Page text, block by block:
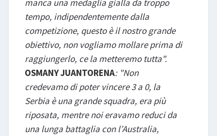
tempo, indipendentemente dalla
competizione, questo è il nostro grande
obiettivo, non vogliamo mollare prima di
raggiungerlo, ce la metteremo tutta".
OSMANY JUANTORENA: "Non
credevamo di poter vincere 3 a 0, la
Serbia è una grande squadra, era più
riposata, mentre noi eravamo reduci da
una lunga battaglia con l’Australia,